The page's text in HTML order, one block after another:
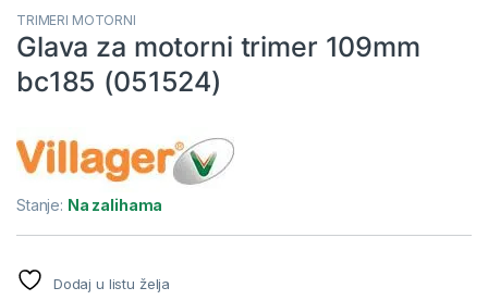
TRIMERI MOTORNI
Glava za motorni trimer 109mm
bc185 (051524)
Stanje: Na zalihama
Dodaj u listu želja